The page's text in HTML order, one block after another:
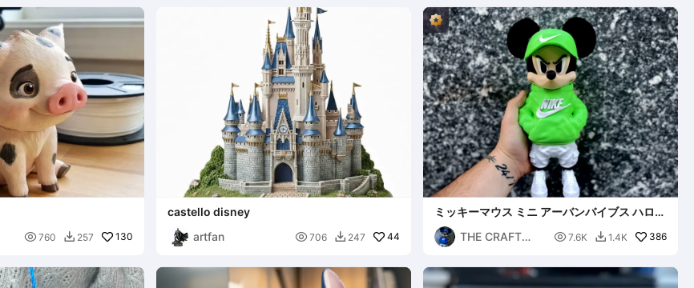
 760  257 130
castello disney
artfan
 706  247 44
ミッキーマウス ミニ アーバンバイブス ハロウ
ィン 印刷準備完了
THE CRAFT
 7.6K  1.4K 386